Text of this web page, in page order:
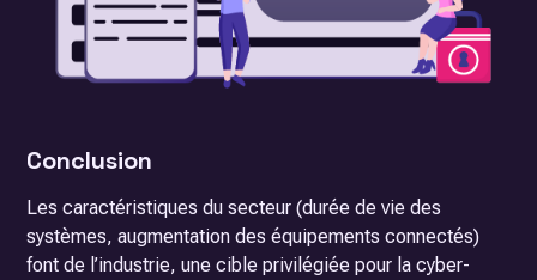
Conclusion
Les caractéristiques du secteur (durée de vie des
systèmes, augmentation des équipements connectés)
font de l’industrie, une cible privilégiée pour la cyber-